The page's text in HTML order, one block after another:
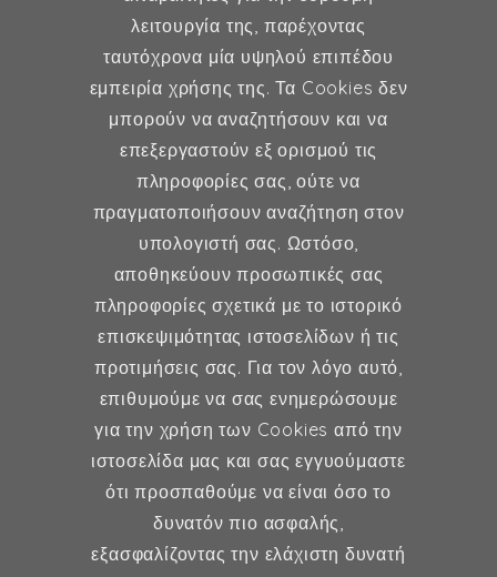
Μέλος ESHRE, ISA, FMH
Γυναικολογία
Υποβοηθούμενη Αναπαραγωγή
Μαιευτική
Επικοινωνία
Κερασούντος 5, Αθήνα 115 28
(30) 211 42 33 309
fexidr@gmail.com
λειτουργία της, παρέχοντας
ταυτόχρονα μία υψηλού επιπέδου
εμπειρία χρήσης της. Τα Cookies δεν
μπορούν να αναζητήσουν και να
επεξεργαστούν εξ ορισμού τις
πληροφορίες σας, ούτε να
πραγματοποιήσουν αναζήτηση στον
υπολογιστή σας. Ωστόσο,
αποθηκεύουν προσωπικές σας
πληροφορίες σχετικά με το ιστορικό
επισκεψιμότητας ιστοσελίδων ή τις
προτιμήσεις σας. Για τον λόγο αυτό,
επιθυμούμε να σας ενημερώσουμε
για την χρήση των Cookies από την
ιστοσελίδα μας και σας εγγυούμαστε
ότι προσπαθούμε να είναι όσο το
δυνατόν πιο ασφαλής,
εξασφαλίζοντας την ελάχιστη δυνατή